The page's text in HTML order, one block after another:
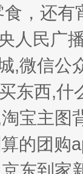
还有
人民广
,微信公
东西,什
宝主图
的团购